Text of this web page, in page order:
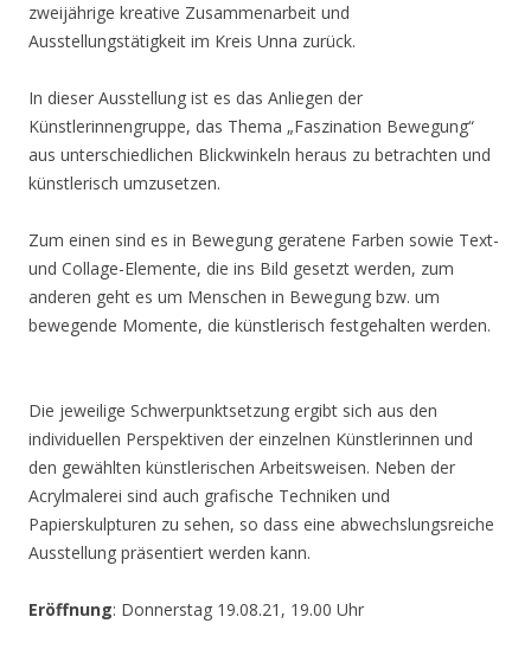
zweijährige kreative Zusammenarbeit und
Ausstellungstätigkeit im Kreis Unna zurück.
In dieser Ausstellung ist es das Anliegen der
Künstlerinnengruppe, das Thema „Faszination Bewegung“
aus unterschiedlichen Blickwinkeln heraus zu betrachten und
künstlerisch umzusetzen.
Zum einen sind es in Bewegung geratene Farben sowie Text-
und Collage-Elemente, die ins Bild gesetzt werden, zum
anderen geht es um Menschen in Bewegung bzw. um
bewegende Momente, die künstlerisch festgehalten werden.
Die jeweilige Schwerpunktsetzung ergibt sich aus den
individuellen Perspektiven der einzelnen Künstlerinnen und
den gewählten künstlerischen Arbeitsweisen. Neben der
Acrylmalerei sind auch grafische Techniken und
Papierskulpturen zu sehen, so dass eine abwechslungsreiche
Ausstellung präsentiert werden kann.
Eröffnung: Donnerstag 19.08.21, 19.00 Uhr